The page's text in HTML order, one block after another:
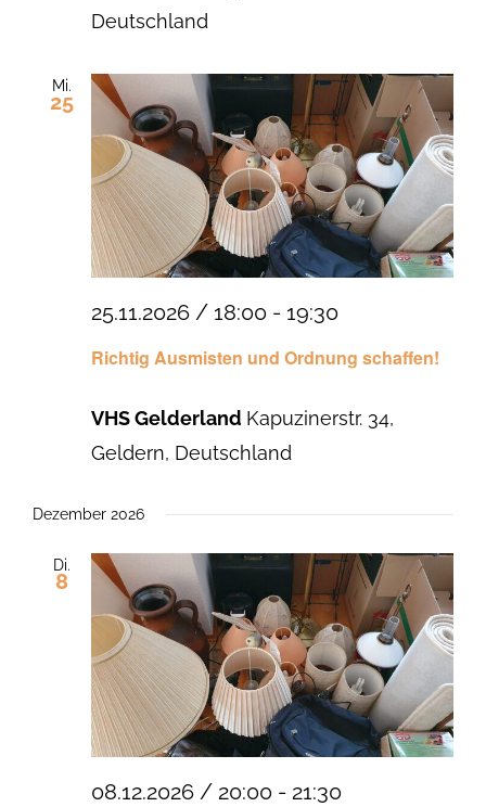
Deutschland
Mi.
25
Richtig Ausmisten und Ordnung schaffen!
25.11.2026 / 18:00 - 19:30
VHS Gelderland Kapuzinerstr. 34,
Geldern, Deutschland
Dezember 2026
Di.
8
08.12.2026 / 20:00 - 21:30